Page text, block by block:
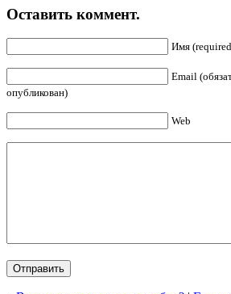
Оставить коммент.
Имя
Email
опубликован)
Web